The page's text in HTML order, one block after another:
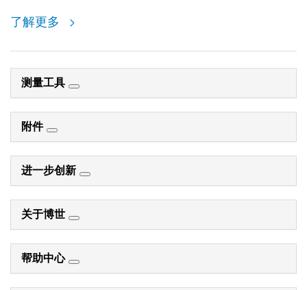
了解更多
测量工具
附件
进一步创新
关于博世
帮助中心